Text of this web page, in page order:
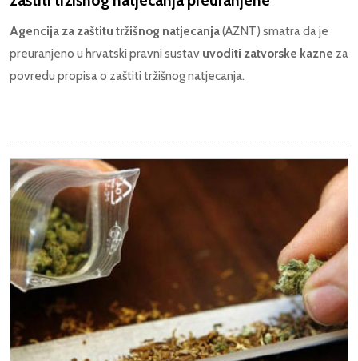
Agencija za zaštitu tržišnog natjecanja(AZNT) smatra da je
preuranjeno u hrvatski pravni sustav uvoditi zatvorske kazne za
povredu propisa o zaštiti tržišnog natjecanja.